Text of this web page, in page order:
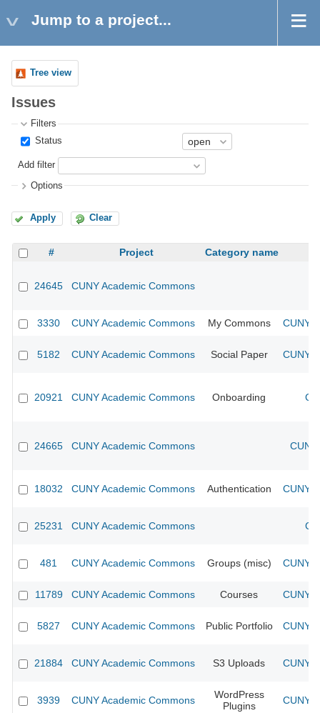
Jump to a project...
Tree view
Issues
Filters
Status
Add filter
Options
Apply Clear
# Project Category name
24645 CUNY Academic Commons
3330 CUNY Academic Commons My Commons CUNY
5182 CUNY Academic Commons Social Paper CUNY
20921 CUNY Academic Commons Onboarding
24665 CUNY Academic Commons
18032 CUNY Academic Commons Authentication CUNY
25231 CUNY Academic Commons
481 CUNY Academic Commons Groups (misc) CUNY
11789 CUNY Academic Commons Courses CUNY
5827 CUNY Academic Commons Public Portfolio CUNY
21884 CUNY Academic Commons S3 Uploads CUNY
3939 CUNY Academic Commons
WordPress
Plugins
CUNY